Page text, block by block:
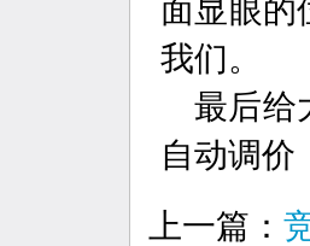
面显眼的
我们。
最后给
自动调价
上一篇：